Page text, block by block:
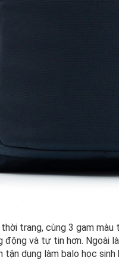
trang, cùng 3 gam
động và tự tin hơn. Ngoài
tận dụng làm balo học